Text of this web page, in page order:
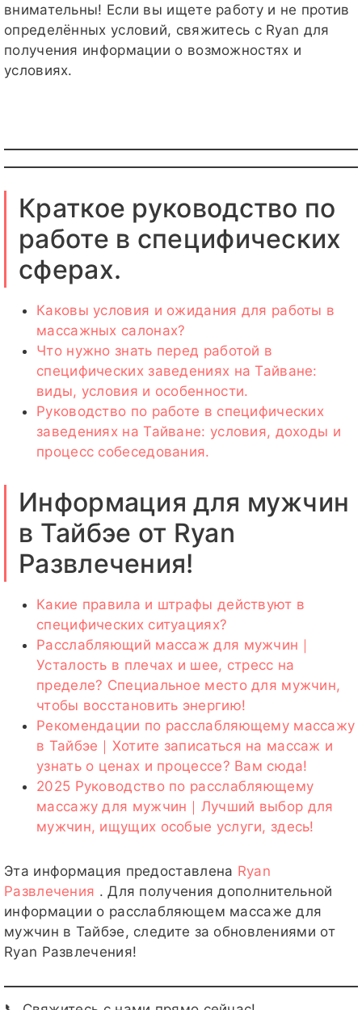
внимательны! Если вы ищете работу и не против
определённых условий, свяжитесь с Ryan для
получения информации о возможностях и
условиях.
Краткое руководство по
работе в специфических
сферах.
Каковы условия и ожидания для работы в
массажных салонах?
Что нужно знать перед работой в
специфических заведениях на Тайване:
виды, условия и особенности.
Руководство по работе в специфических
заведениях на Тайване: условия, доходы и
процесс собеседования.
Информация для мужчин
в Тайбэе от Ryan
Развлечения!
Какие правила и штрафы действуют в
специфических ситуациях?
Расслабляющий массаж для мужчин｜
Усталость в плечах и шее, стресс на
пределе? Специальное место для мужчин,
чтобы восстановить энергию!
Рекомендации по расслабляющему массажу
в Тайбэе｜Хотите записаться на массаж и
узнать о ценах и процессе? Вам сюда!
2025 Руководство по расслабляющему
массажу для мужчин｜Лучший выбор для
мужчин, ищущих особые услуги, здесь!
Эта информация предоставлена Ryan
Развлечения . Для получения дополнительной
информации о расслабляющем массаже для
мужчин в Тайбэе, следите за обновлениями от
Ryan Развлечения!